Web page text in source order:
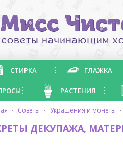
СТИРКА ГЛАЖКА
РАСТЕНИЯ
· советы · украшения и монеты ·
ДЕКУПАЖА,